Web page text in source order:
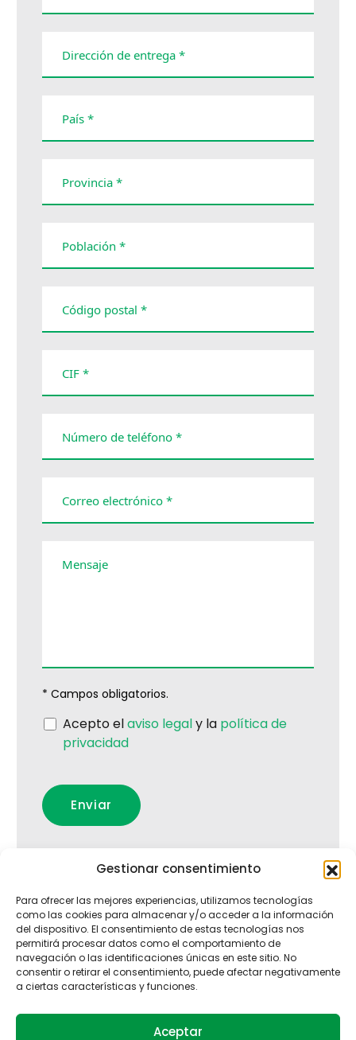
Gestionar consentimiento
Para ofrecer las mejores experiencias, utilizamos tecnologías
como las cookies para almacenar y/o acceder a la información
del dispositivo. El consentimiento de estas tecnologías nos
permitirá procesar datos como el comportamiento de
navegación o las identificaciones únicas en este sitio. No
consentir o retirar el consentimiento, puede afectar negativamente
a ciertas características y funciones.
Aceptar
Dirección de entrega *
País *
Provincia *
Población *
Código postal *
CIF *
Número de teléfono *
Correo electrónico *
Mensaje
* Campos obligatorios.
Acepto elaviso legaly la política de
privacidad